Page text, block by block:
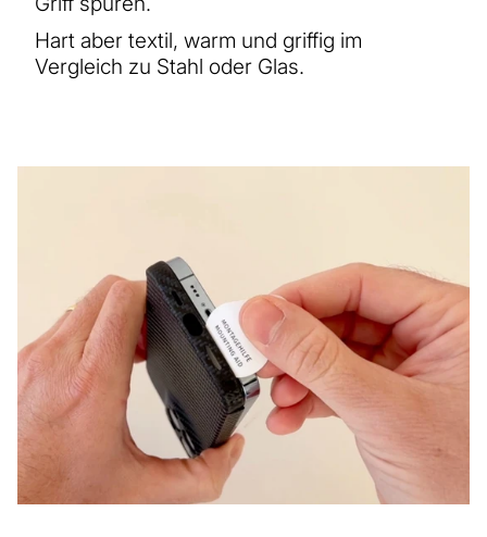
Hart aber textil, warm und griffig im
Vergleich zu Stahl oder Glas.